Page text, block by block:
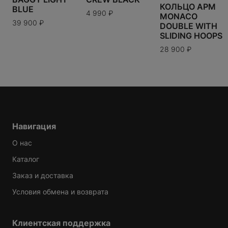
BLUE
39 900 ₽
4 990 ₽
КОЛЬЦО APM
MONACO
DOUBLE WITH
SLIDING HOOPS
28 900 ₽
Навигация
О нас
Каталог
Заказ и доставка
Условия обмена и возврата
Клиентская поддержка